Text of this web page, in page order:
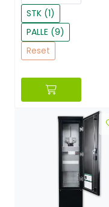
STK (1)
PALLE (9)
Reset